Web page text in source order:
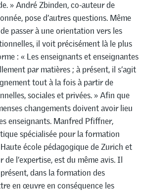
» André Zbinden, co-auteur de
pose d’autres questions. Même
passer à une orientation vers les
il voit précisément là le plus
: « Les enseignants et enseignantes
par matières ; à présent, il s’agit
tout à la fois à partir de
sociales et privées. » Afin que
changements doivent avoir lieu
enseignants. Manfred Pfiffner,
spécialisée pour la formation
école pédagogique de Zurich et
l’expertise, est du même avis. Il
dans la formation des
en œuvre en conséquence les